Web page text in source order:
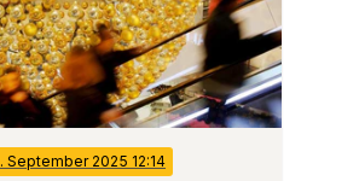
. September 2025 12:14